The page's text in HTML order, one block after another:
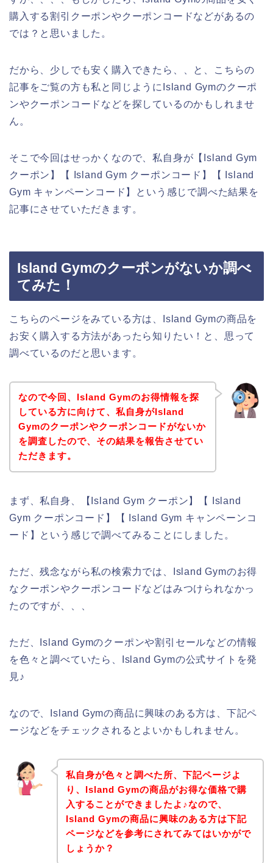
購入する割引クーポンやクーポンコードなどがあるの
では？と思いました。
だから、少しでも安く購入できたら、、と、こちらの
記事をご覧の方も私と同じようにIsland Gymのクーポ
ンやクーポンコードなどを探しているのかもしれませ
ん。
そこで今回はせっかくなので、私自身が【Island Gym
クーポン】【 Island Gym クーポンコード】【 Island
Gym キャンペーンコード】という感じで調べた結果を
記事にさせていただきます。
Island Gymのクーポンがないか調べ
てみた！
こちらのページをみている方は、Island Gymの商品を
お安く購入する方法があったら知りたい！と、思って
調べているのだと思います。
なので今回、Island Gymのお得情報を探
している方に向けて、私自身がIsland
Gymのクーポンやクーポンコードがないか
を調査したので、その結果を報告させてい
ただきます。
まず、私自身、【Island Gym クーポン】【 Island
Gym クーポンコード】【 Island Gym キャンペーンコ
ード】という感じで調べてみることにしました。
ただ、残念ながら私の検索力では、Island Gymのお得
なクーポンやクーポンコードなどはみつけられなかっ
たのですが、、、
ただ、Island Gymのクーポンや割引セールなどの情報
を色々と調べていたら、Island Gymの公式サイトを発
見♪
なので、Island Gymの商品に興味のある方は、下記ペ
ージなどをチェックされるとよいかもしれません。
私自身が色々と調べた所、下記ページよ
り、Island Gymの商品がお得な価格で購
入することができましたよ♪なので、
Island Gymの商品に興味のある方は下記
ページなどを参考にされてみてはいかがで
しょうか？